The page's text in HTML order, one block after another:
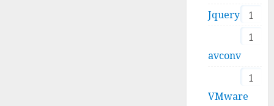
1
Jquery
1
avconv
1
VMware